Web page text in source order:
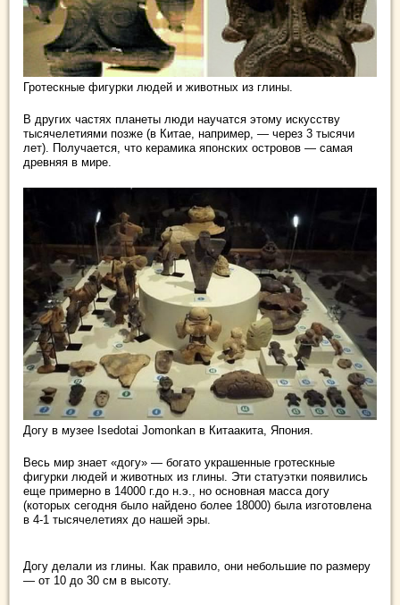
Гротескные фигурки людей и животных из глины.
В других частях планеты люди научатся этому искусству
тысячелетиями позже (в Китае, например, — через 3 тысячи
лет). Получается, что керамика японских островов — самая
древняя в мире.
Догу в музее Isedotai Jomonkan в Китаакита, Япония.
Весь мир знает «догу» — богато украшенные гротескные
фигурки людей и животных из глины. Эти статуэтки появились
еще примерно в 14000 г.до н.э., но основная масса догу
(которых сегодня было найдено более 18000) была изготовлена
в 4-1 тысячелетиях до нашей эры.
Догу делали из глины. Как правило, они небольшие по размеру
— от 10 до 30 см в высоту.